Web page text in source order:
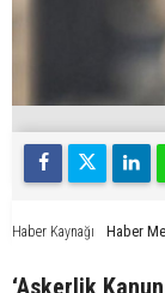
Haber Kaynağı Haber